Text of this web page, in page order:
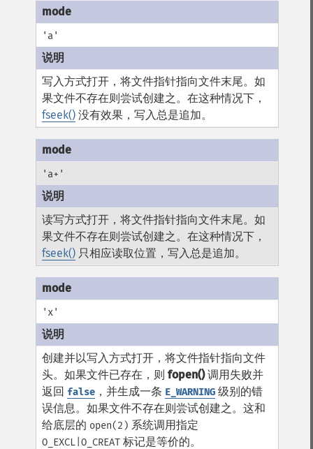
'a'
写入方式打开，将文件指针指向文件末尾。如
果文件不存在则尝试创建之。在这种情况下，
fseek() 没有效果，写入总是追加。
'a+'
读写方式打开，将文件指针指向文件末尾。如
果文件不存在则尝试创建之。在这种情况下，
fseek() 只相应读取位置，写入总是追加。
'x'
创建并以写入方式打开，将文件指针指向文件
头。如果文件已存在，则fopen()调用失败并
返回 false ，并生成一条 E_WARNING 级别的错
误信息。如果文件不存在则尝试创建之。这和
给底层的 open(2) 系统调用指定
O_EXCL|O_CREAT 标记是等价的。